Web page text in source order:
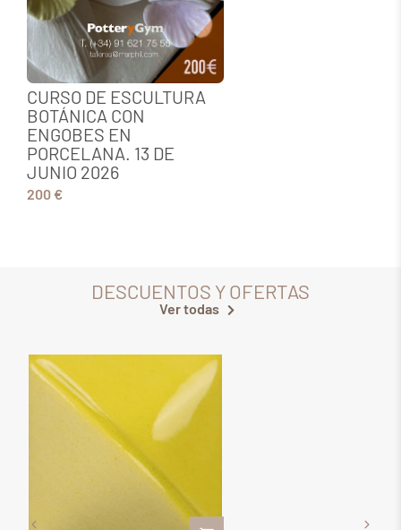
CURSO DE ESCULTURA
BOTÁNICA CON
ENGOBES EN
PORCELANA. 13 DE
JUNIO 2026
200 €
DESCUENTOS Y OFERTAS
Ver todas